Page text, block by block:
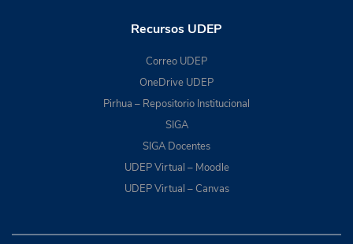
Recursos UDEP
Correo UDEP
OneDrive UDEP
Pirhua – Repositorio Institucional
SIGA
SIGA Docentes
UDEP Virtual – Moodle
UDEP Virtual – Canvas